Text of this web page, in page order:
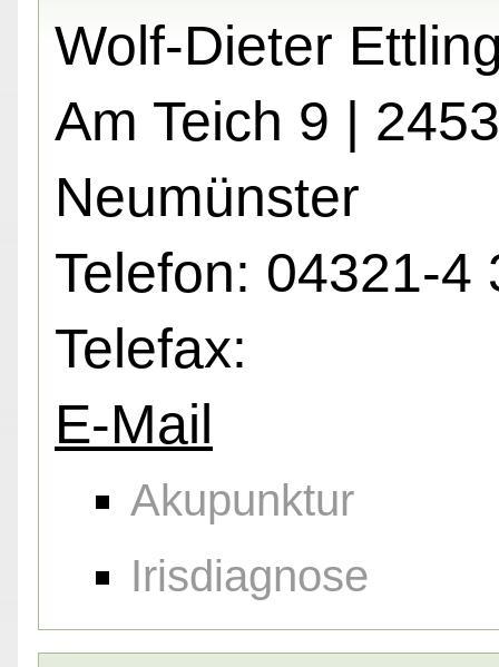
Wolf-Dieter
Am Teich 9 |
Neumünster
Telefon: 04321-4
Telefax:
E-Mail
Akupunktur
Irisdiagnose